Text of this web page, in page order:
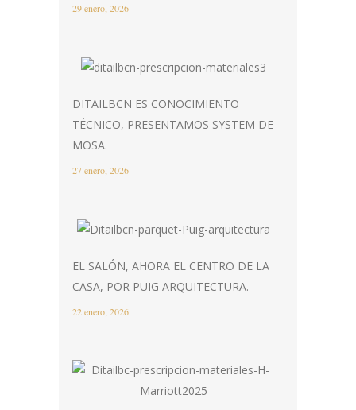
29 enero, 2026
DITAILBCN ES CONOCIMIENTO
TÉCNICO, PRESENTAMOS SYSTEM DE
MOSA.
27 enero, 2026
EL SALÓN, AHORA EL CENTRO DE LA
CASA, POR PUIG ARQUITECTURA.
22 enero, 2026